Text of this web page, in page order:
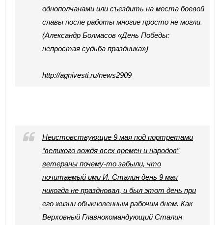
однополчанами или съездить на места боевой
славы после работы многие просто не могли.
(Александр Болмасов «День Победы:
непростая судьба праздника»)
http://agnivesti.ru/news2909
Неистовствующие 9 мая под портретами
“великого вождя всех времен и народов”
ветераны почему-то забыли, что
почитаемый ими И. Сталин день 9 мая
никогда не праздновал, и был этот день при
его жизни обыкновенным рабочим днем. Как
Верховный Главнокомандующий Сталин